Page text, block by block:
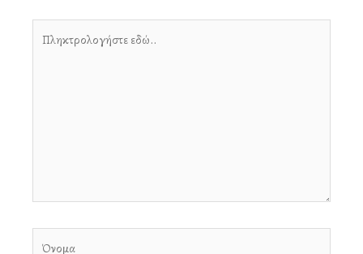
εδώ..